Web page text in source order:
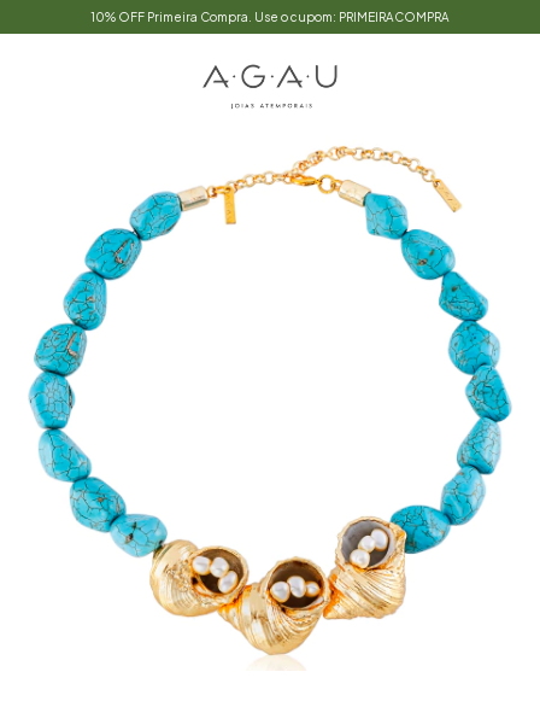
10% OFF Primeira Compra. Use o cupom: PRIMEIRACOMPRA